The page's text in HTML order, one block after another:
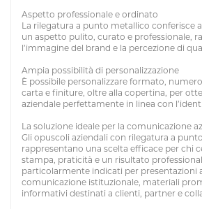
Aspetto professionale e ordinato
La rilegatura a punto metallico conferisce
un aspetto pulito, curato e professionale,
l’immagine del brand e la percezione di
Ampia possibilità di personalizzazione
È possibile personalizzare formato,
carta e finiture, oltre alla copertina, per
aziendale perfettamente in linea con
La soluzione ideale per la comunicazione
Gli opuscoli aziendali con rilegatura a
rappresentano una scelta efficace per chi
stampa, praticità e un risultato
particolarmente indicati per presentazioni
comunicazione istituzionale, materiali
informativi destinati a clienti, partner e